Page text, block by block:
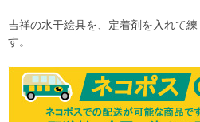
吉祥の水干絵具を、定着剤を入れて
す。